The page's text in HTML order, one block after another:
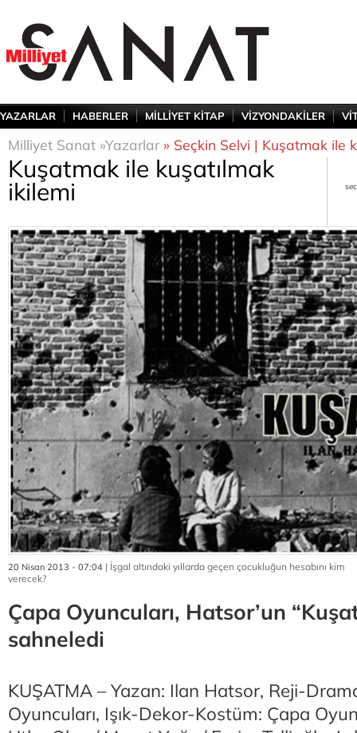
YAZARLAR HABERLER MİLLİYET KİTAP VİZYONDAKİLER
Milliyet Sanat »Yazarlar» Seçkin Selvi | Kuşatmak ile
Kuşatmak ile kuşatılmak
ikilemi
20 Nisan 2013 - 07:04 | İşgal altındaki yıllarda geçen çocukluğun hesabını kim
verecek?
Çapa Oyuncuları, Hatsor’un
sahneledi
KUŞATMA – Yazan: Ilan Hatsor, Reji-
Oyuncuları, Işık-Dekor-Kostüm: Çapa